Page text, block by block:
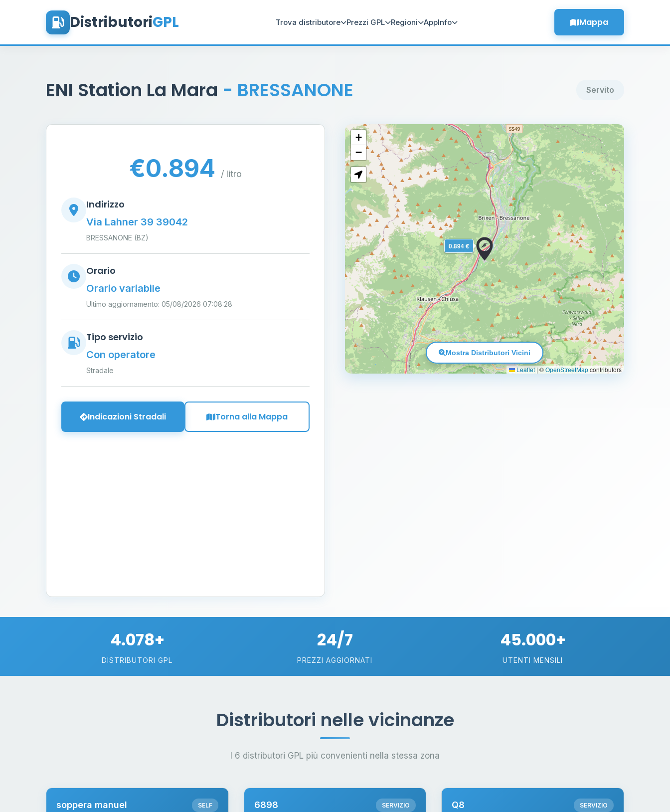
DistributoriGPL Trova distributore Prezzi GPL Regioni AppInfo Mappa
ENI Station La Mara - BRESSANONE Servito
€0.894 / litro
Indirizzo
Via Lahner 39 39042
BRESSANONE (BZ)
Orario
Orario variabile
Ultimo aggiornamento: 05/08/2026 07:08:28
Tipo servizio
Con operatore
Stradale
Indicazioni Stradali Torna alla Mappa
0.894 €
+
−
Leaflet | ©OpenStreetMapcontributors
Mostra Distributori Vicini
4.078+
DISTRIBUTORI GPL
24/7
PREZZI AGGIORNATI
45.000+
UTENTI MENSILI
Distributori nelle vicinanze
I 6 distributori GPL più convenienti nella stessa zona
soppera manuel SELF 6898 SERVIZIO Q8 SERVIZIO